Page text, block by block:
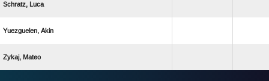
 
 
 